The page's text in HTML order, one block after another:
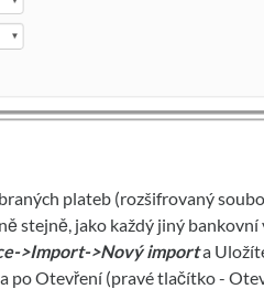
plateb (rozšifrovaný
stejně, jako každý jiný bankovní
>Import->Nový importa
po Otevření (pravé tlačítko -